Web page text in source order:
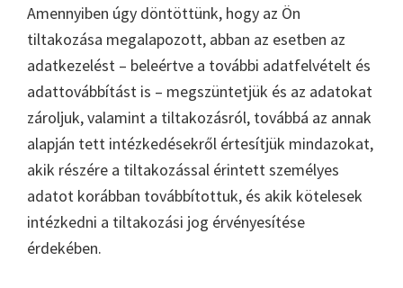
Amennyiben úgy döntöttünk, hogy az Ön
tiltakozása megalapozott, abban az esetben az
adatkezelést – beleértve a további adatfelvételt és
adattovábbítást is – megszüntetjük és az adatokat
zároljuk, valamint a tiltakozásról, továbbá az annak
alapján tett intézkedésekről értesítjük mindazokat,
akik részére a tiltakozással érintett személyes
adatot korábban továbbítottuk, és akik kötelesek
intézkedni a tiltakozási jog érvényesítése
érdekében.